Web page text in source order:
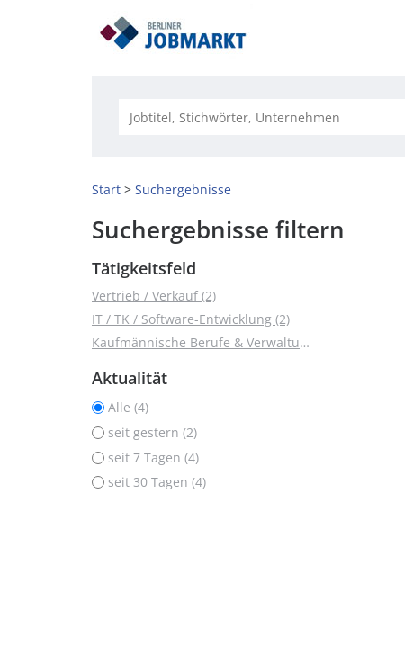
Start Suchergebnisse
Suchergebnisse filtern
Tätigkeitsfeld
Vertrieb / Verkauf (2)
IT / TK / Software-Entwicklung (2)
Kaufmännische Berufe & Verwaltung (1)
Aktualität
Alle (4)
seit gestern (2)
seit 7 Tagen (4)
seit 30 Tagen (4)